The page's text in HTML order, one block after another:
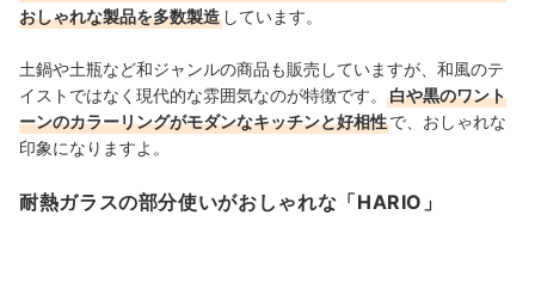
おしゃれな製品を多数製造 しています。
土鍋や土瓶など和ジャンルの商品も販売していますが、和風のテ
イストではなく現代的な雰囲気なのが特徴です。
白や黒のワント
ーンのカラーリングがモダンなキッチンと好相性で、おしゃれな
印象になりますよ。
耐熱ガラスの部分使いがおしゃれな「HARIO」